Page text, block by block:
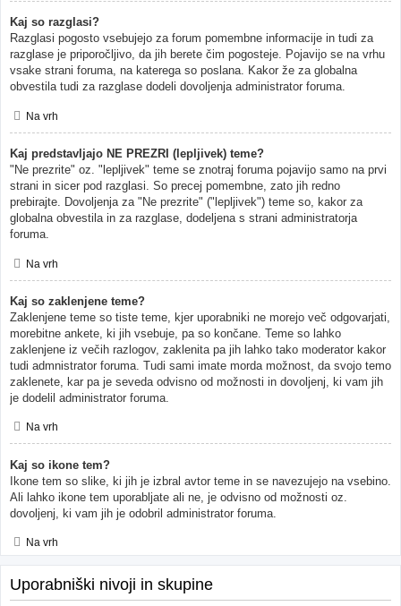
Kaj so razglasi?
Razglasi pogosto vsebujejo za forum pomembne informacije in tudi za
razglase je priporočljivo, da jih berete čim pogosteje. Pojavijo se na vrhu
vsake strani foruma, na katerega so poslana. Kakor že za globalna
obvestila tudi za razglase dodeli dovoljenja administrator foruma.
Na vrh
Kaj predstavljajo NE PREZRI (lepljivek) teme?
"Ne prezrite" oz. "lepljivek" teme se znotraj foruma pojavijo samo na prvi
strani in sicer pod razglasi. So precej pomembne, zato jih redno
prebirajte. Dovoljenja za "Ne prezrite" ("lepljivek") teme so, kakor za
globalna obvestila in za razglase, dodeljena s strani administratorja
foruma.
Na vrh
Kaj so zaklenjene teme?
Zaklenjene teme so tiste teme, kjer uporabniki ne morejo več odgovarjati,
morebitne ankete, ki jih vsebuje, pa so končane. Teme so lahko
zaklenjene iz večih razlogov, zaklenita pa jih lahko tako moderator kakor
tudi admnistrator foruma. Tudi sami imate morda možnost, da svojo temo
zaklenete, kar pa je seveda odvisno od možnosti in dovoljenj, ki vam jih
je dodelil administrator foruma.
Na vrh
Kaj so ikone tem?
Ikone tem so slike, ki jih je izbral avtor teme in se navezujejo na vsebino.
Ali lahko ikone tem uporabljate ali ne, je odvisno od možnosti oz.
dovoljenj, ki vam jih je odobril administrator foruma.
Na vrh
Uporabniški nivoji in skupine